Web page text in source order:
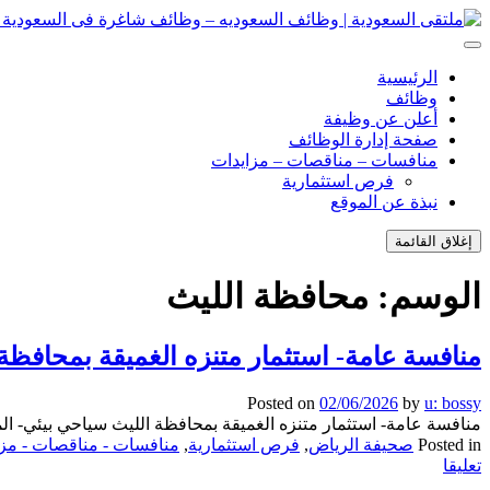
انتقل
إلى
الرئيسية
وظائف
أعلن عن وظيفة
صفحة إدارة الوظائف
منافسات – مناقصات – مزايدات
فرص استثمارية
نبذة عن الموقع
إغلاق القائمة
الوسم: محافظة الليث
منافسة عامة- استثمار متنزه الغميقة
Posted on 02/06/2026 by u: bossy
منافسة عامة- استثمار متنزه الغميقة بمحافظة الليث سياحي بيئي-
Posted in صحيفة الرياض, فرص استثمارية, منافسات - مناقصات -
تعليقا